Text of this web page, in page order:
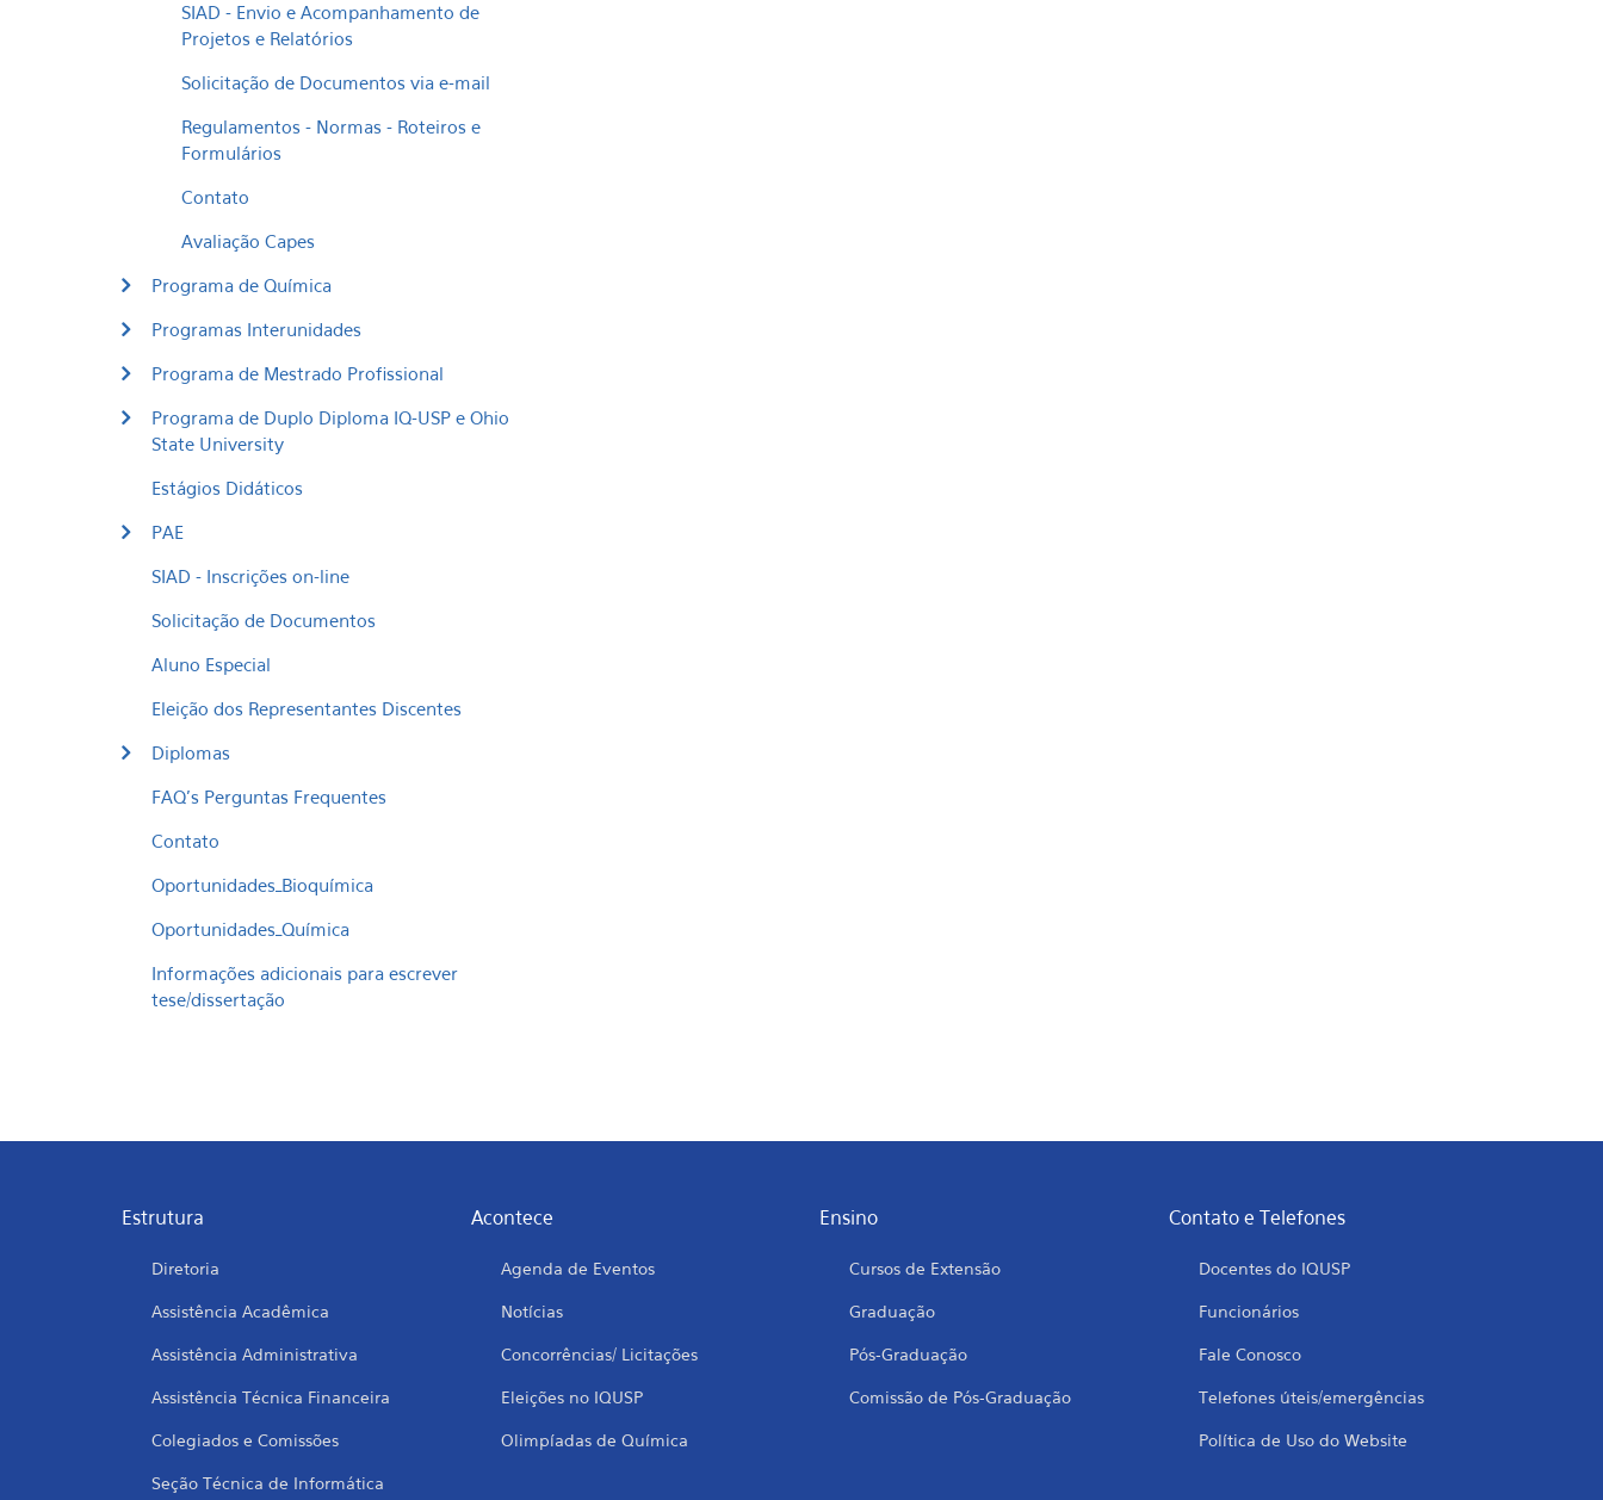
SIAD - Envio e Acompanhamento de
Projetos e Relatórios
Solicitação de Documentos via e-mail
Regulamentos - Normas - Roteiros e
Formulários
Contato
Avaliação Capes
Programa de Química
Programas Interunidades
Programa de Mestrado Profissional
Programa de Duplo Diploma IQ-USP e Ohio
State University
Estágios Didáticos
PAE
SIAD - Inscrições on-line
Solicitação de Documentos
Aluno Especial
Eleição dos Representantes Discentes
Diplomas
FAQ's Perguntas Frequentes
Contato
Oportunidades_Bioquímica
Oportunidades_Química
Informações adicionais para escrever
tese/dissertação
Estrutura
Diretoria
Assistência Acadêmica
Assistência Administrativa
Assistência Técnica Financeira
Colegiados e Comissões
Seção Técnica de Informática
Acontece
Agenda de Eventos
Notícias
Concorrências/ Licitações
Eleições no IQUSP
Olimpíadas de Química
Ensino
Cursos de Extensão
Graduação
Pós-Graduação
Comissão de Pós-Graduação
Contato e Telefones
Docentes do IQUSP
Funcionários
Fale Conosco
Telefones úteis/emergências
Política de Uso do Website